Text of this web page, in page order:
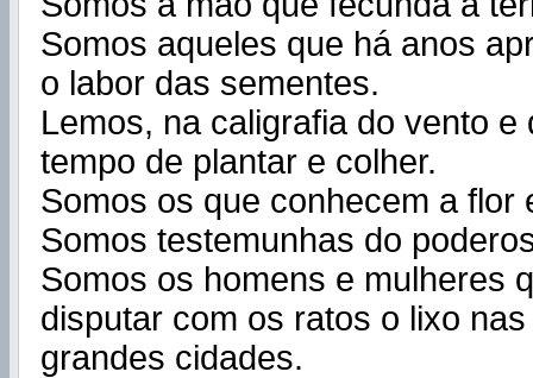
Somos aqueles que há anos
o labor das sementes.
Lemos, na caligrafia do vento e
tempo de plantar e colher.
Somos os que conhecem a flor
Somos testemunhas do
Somos os homens e mulheres
disputar com os ratos o lixo
grandes cidades.